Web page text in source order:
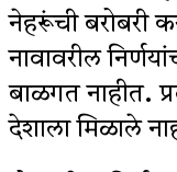
नेहरूंची बरोबरी
नावावरील
बाळगत नाहीत.
देशाला मिळाले